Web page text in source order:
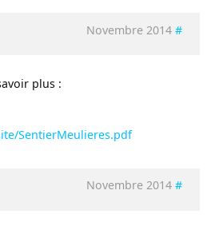
Novembre 2014 #
plus :
SentierMeulieres.pdf
Novembre 2014 #